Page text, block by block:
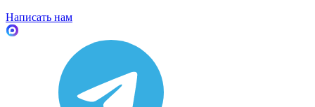
Написать нам